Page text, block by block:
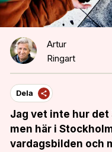
Artur
Ringart
Dela
Jag vet inte hur det
men här i
vardagsbilden och